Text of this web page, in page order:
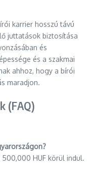
karrier hosszú távú
juttatások biztosítása
és
és a szakmai
ahhoz, hogy a bírói
maradjon.
(FAQ)
HUF körül indul.